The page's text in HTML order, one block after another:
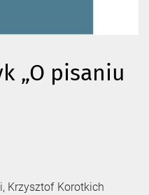
„O pisaniu
Krzysztof Korotkich